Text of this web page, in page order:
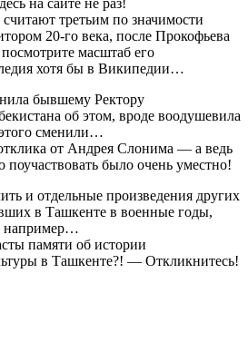
третьим по значимости
20-го века, после Прокофьева
масштаб его
хотя бы в Википедии…
бывшему Ректору
об этом, вроде воодушевила
сменили…
от Андрея Слонима — а ведь
поучаствовать было очень уместно!
и отдельные произведения других
в Ташкенте в военные годы,
например…
памяти об истории
в Ташкенте?! — Откликнитесь!